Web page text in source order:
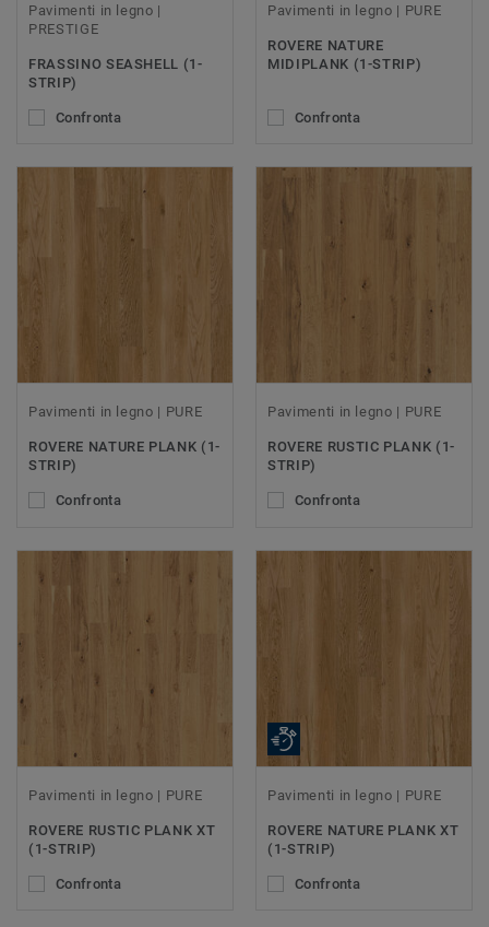
Pavimenti in legno |
PRESTIGE
FRASSINO SEASHELL (1-
STRIP)
Confronta
Pavimenti in legno | PURE
ROVERE NATURE
MIDIPLANK (1-STRIP)
Confronta
Pavimenti in legno | PURE
ROVERE NATURE PLANK (1-
STRIP)
Confronta
Pavimenti in legno | PURE
ROVERE RUSTIC PLANK (1-
STRIP)
Confronta
Pavimenti in legno | PURE
ROVERE RUSTIC PLANK XT
(1-STRIP)
Confronta
Pavimenti in legno | PURE
ROVERE NATURE PLANK XT
(1-STRIP)
Confronta